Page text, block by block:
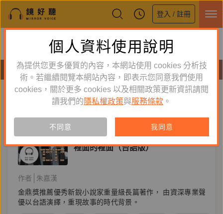
登入 / 註冊
鏡好聽全新APP上線
體驗全面升級，即刻下載
有聲書
華文原創 新到舊 舊到新
有聲書
裡面的裡面（台語版）
作者
朱嘉漢
金鼎獎推薦優秀新銳小說家重量級長篇著作， 由資深專業聲
優以台語演繹，重現故事的時代背景。
個人資料使用說明
為提供您更多優質的內容，本網站使用 cookies 分析技
術。若繼續閱覽本網站內容，即表示您同意我們使用
cookies，關於更多 cookies 以及相關政策更新資訊請閱
讀我們的 隱私權政策與服務條款 。
不同意 我同意